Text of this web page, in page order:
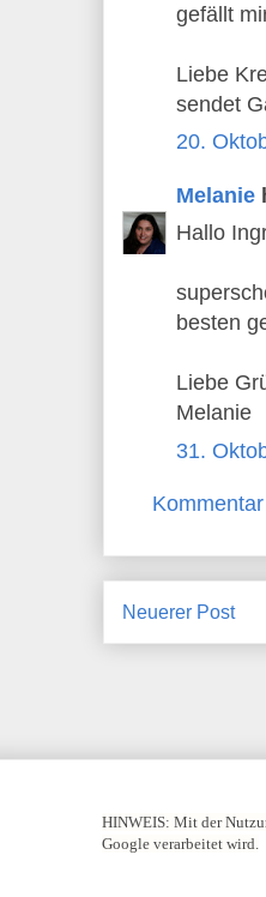
gefällt
Liebe
sendet
20.
Melanie
Hallo
besten
Liebe
Melanie
31.
Neuerer Post
HINWEIS: Mit der
Google verarbeitet wird.